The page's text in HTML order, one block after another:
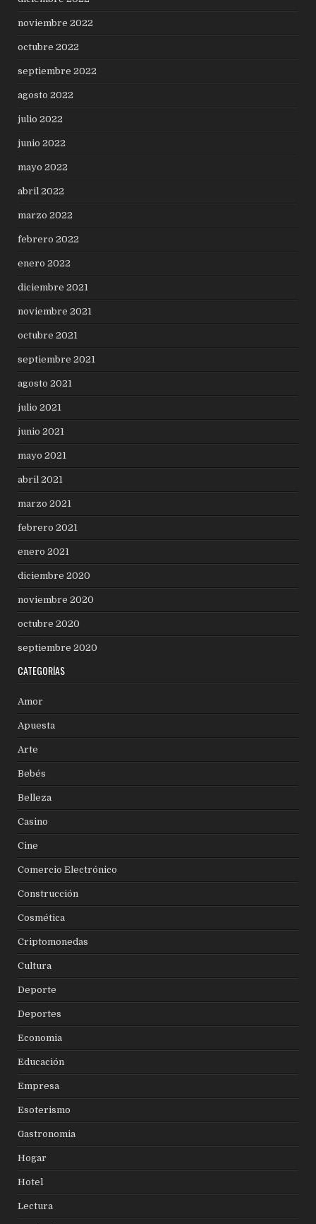
noviembre 2022
octubre 2022
septiembre 2022
agosto 2022
julio 2022
junio 2022
mayo 2022
abril 2022
marzo 2022
febrero 2022
enero 2022
diciembre 2021
noviembre 2021
octubre 2021
septiembre 2021
agosto 2021
julio 2021
junio 2021
mayo 2021
abril 2021
marzo 2021
febrero 2021
enero 2021
diciembre 2020
noviembre 2020
octubre 2020
septiembre 2020
CATEGORÍAS
Amor
Apuesta
Arte
Bebés
Belleza
Casino
Cine
Comercio Electrónico
Construcción
Cosmética
Criptomonedas
Cultura
Deporte
Deportes
Economia
Educación
Empresa
Esoterismo
Gastronomia
Hogar
Hotel
Lectura